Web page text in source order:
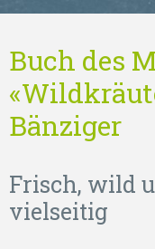
Buch des
Bänziger
Frisch, wild
vielseitig